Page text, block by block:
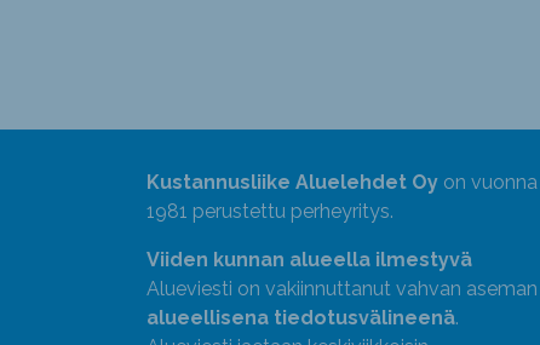
Kustannusliike Aluelehdet Oyon vuonna
1981 perustettu perheyritys.
Viiden kunnan alueella ilmestyvä
Alueviesti on vakiinnuttanut vahvan aseman
alueellisena tiedotusvälineenä.